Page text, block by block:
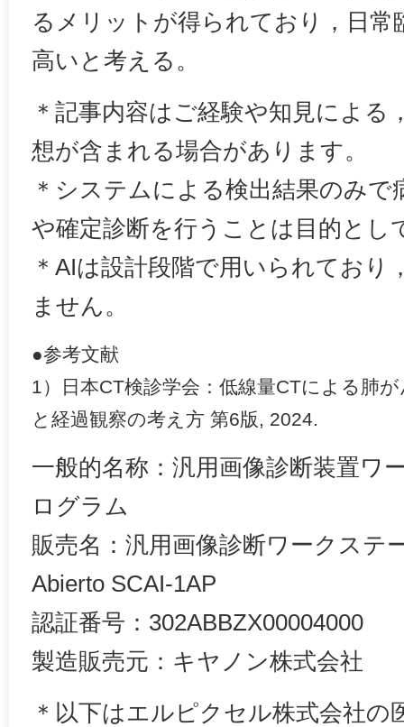
るメリットが得られており，日常
高いと考える。
＊記事内容はご経験や知見による
想が含まれる場合があります。
＊システムによる検出結果のみ
や確定診断を行うことは目的とし
＊AIは設計段階で用いられており
ません。
●参考文献
1）日本CT検診学会：低線量CTによる肺
と経過観察の考え方 第6版, 2024.
一般的名称：汎用画像診断装置ワ
ログラム
販売名：汎用画像診断ワークステ
Abierto SCAI-1AP
認証番号：302ABBZX00004000
製造販売元：キヤノン株式会社
＊以下はエルピクセル株式会社の